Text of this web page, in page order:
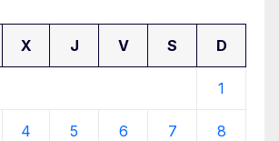
X J V S D
1
4 5 6 7 8